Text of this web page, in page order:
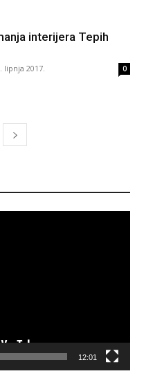
interijera Tepih
lipnja 2017. 0
12:01